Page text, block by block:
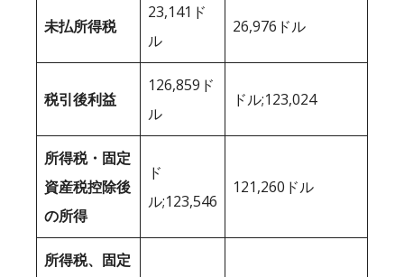
未払所得税
23,141ド
ル
26,976ドル
税引後利益
126,859ド
ル
ドル;123,024
所得税・固定
資産税控除後
の所得
ド
ル;123,546
121,260ドル
所得税、固定